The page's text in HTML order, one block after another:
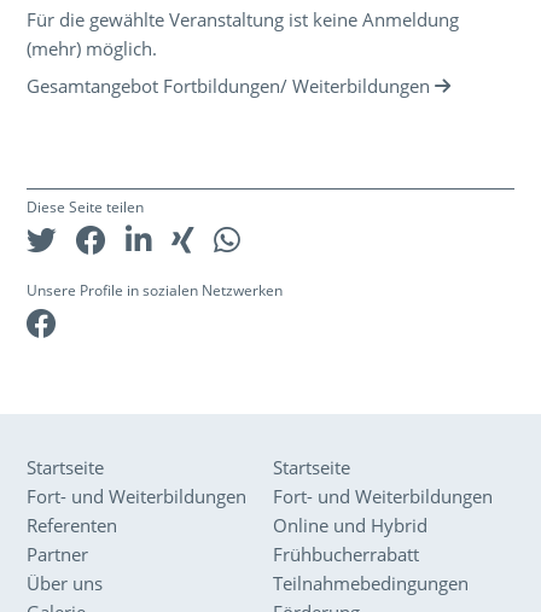
Für die gewählte Veranstaltung ist keine Anmeldung
(mehr) möglich.
Gesamtangebot Fortbildungen/ Weiterbildungen
Diese Seite teilen
Unsere Profile in sozialen Netzwerken
Startseite
Fort- und Weiterbildungen
Referenten
Partner
Über uns
Startseite
Fort- und Weiterbildungen
Online und Hybrid
Frühbucherrabatt
Teilnahmebedingungen